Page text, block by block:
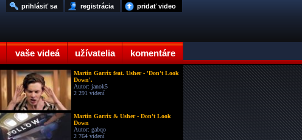
vaše videá užívatelia komentáre
pridať video
registrácia
prihlásiť sa
Martin Garrix feat. Usher - 'Don't Look
Down'.
Autor: janok5
2 291 videní
Martin Garrix & Usher - Don't Look
Down
Autor: gabqo
2 764 videní